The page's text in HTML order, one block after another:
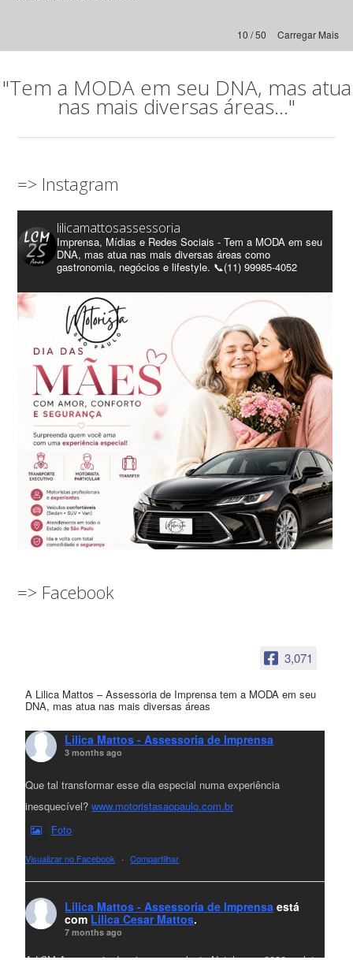
Carregar Mais
10 / 50
"Tem a MODA em seu DNA, mas atua
nas mais diversas áreas..."
=> Instagram
lilicamattosassessoria
Imprensa, Mídias e Redes Sociais - Tem a MODA em seu
DNA, mas atua nas mais diversas áreas como
gastronomia, negócios e lifestyle. 📞(11) 99985-4052
=> Facebook
3,071
A Lilica Mattos – Assessoria de Imprensa tem a MODA em seu
DNA, mas atua nas mais diversas áreas
Lilica Mattos - Assessoria de Imprensa
3 months ago
Que tal transformar esse dia especial numa experiência
inesquecível?www.motoristasaopaulo.com.br
Foto
Visualizar no Facebook · Compartilhar
Lilica Mattos - Assessoria de Imprensa está
com Lilica Cesar Mattos.
7 months ago